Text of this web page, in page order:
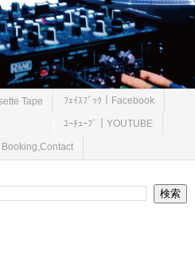
Tape ﾌｪｲｽﾌﾞｯｸ｜Facebook
ﾕｰﾁｭｰﾌﾞ｜YOUTUBE